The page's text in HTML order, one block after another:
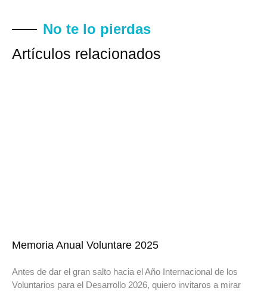
No te lo pierdas
Artículos relacionados
Memoria Anual Voluntare 2025
Antes de dar el gran salto hacia el Año Internacional de los
Voluntarios para el Desarrollo 2026, quiero invitaros a mirar